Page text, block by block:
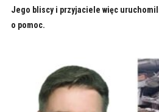
Jego bliscy i przyjaciele więc
o pomoc.